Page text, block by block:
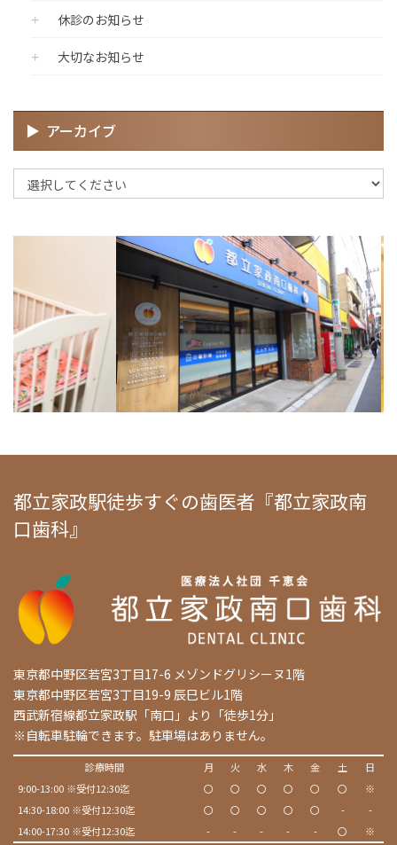
休診のお知らせ
大切なお知らせ
アーカイブ
都立家政駅徒歩すぐの歯医者『都立家政南
口歯科』
東京都中野区若宮3丁目17-6 メゾンドグリシーヌ1階
東京都中野区若宮3丁目19-9 辰巳ビル1階
西武新宿線都立家政駅「南口」より「徒歩1分」
※自転車駐輪できます。駐車場はありません。
診療時間 月 火 水 木 金 土
日
9:00-13:00 ※受付12:30迄
〇 〇 〇 〇 〇 〇
※
14:30-18:00 ※受付12:30迄
〇 〇 〇 〇 〇 -
-
14:00-17:30 ※受付12:30迄
- - - - - 〇 ※